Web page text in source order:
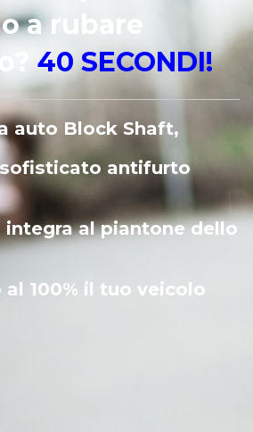
a rubare
40 SECONDI!
auto Block Shaft,
antifurto
integra al piantone dello
al 100% il tuo veicolo